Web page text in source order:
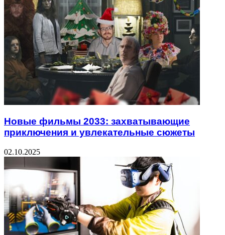
Новые фильмы 2033: захватывающие
приключения и увлекательные сюжеты
02.10.2025